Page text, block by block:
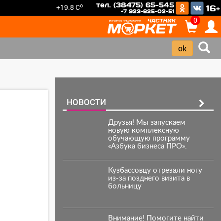
+19.8 Co тел. (38475) 65-545
+7 923-625-02-51 16+
0
НОВОСТИ
Друзья! Мы запускаем
новую комплексную
обучающую программу
«Азбука бизнеса ПРО».
Кузбассовцу отрезали ногу
из-за позднего визита в
больницу
Внимание! Помогите найти